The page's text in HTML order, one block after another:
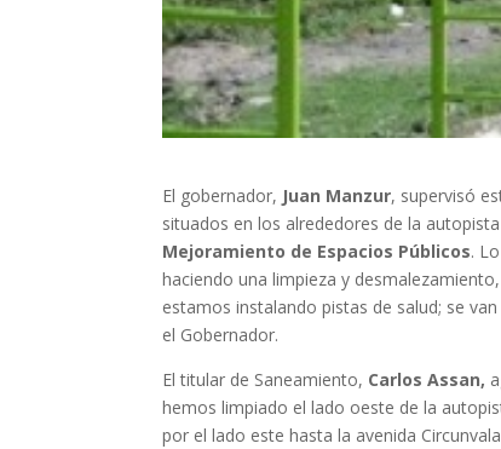
El gobernador, Juan Manzur, supervisó
situados en los alrededores de la
Mejoramiento de Espacios Públicos.
haciendo una limpieza y
estamos instalando pistas de salud; se
el Gobernador.
El titular de Saneamiento, Carlos Assan,
hemos limpiado el lado oeste de la
por el lado este hasta la avenida